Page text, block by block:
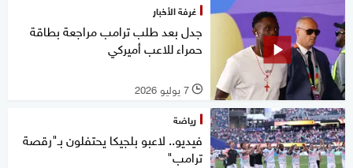
غرفة الأخبار
جدل بعد طلب ترامب مراجعة بطاقة
حمراء للاعب أميركي
l 7 يوليو 2026
رياضة
فيديو.. لاعبو بلجيكا يحتفلون بـ"رقصة
ترامب"